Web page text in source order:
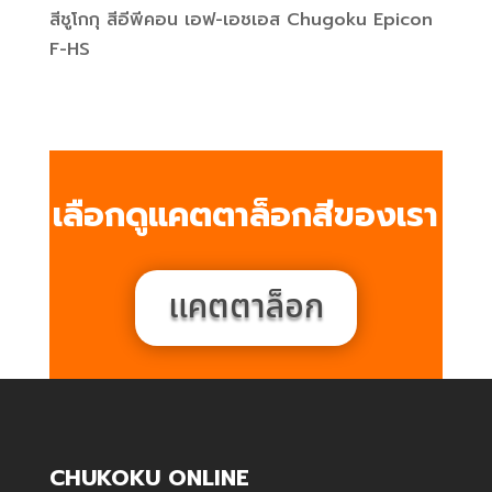
สีชูโกกุ สีอีพีคอน เอฟ-เอชเอส Chugoku Epicon
F-HS
เลือกดูแคตตาล็อกสีของเรา
แคตตาล็อก
CHUKOKU ONLINE